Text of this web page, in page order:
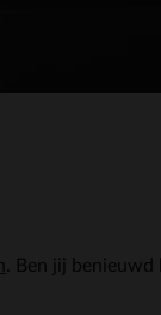
. Ben jij